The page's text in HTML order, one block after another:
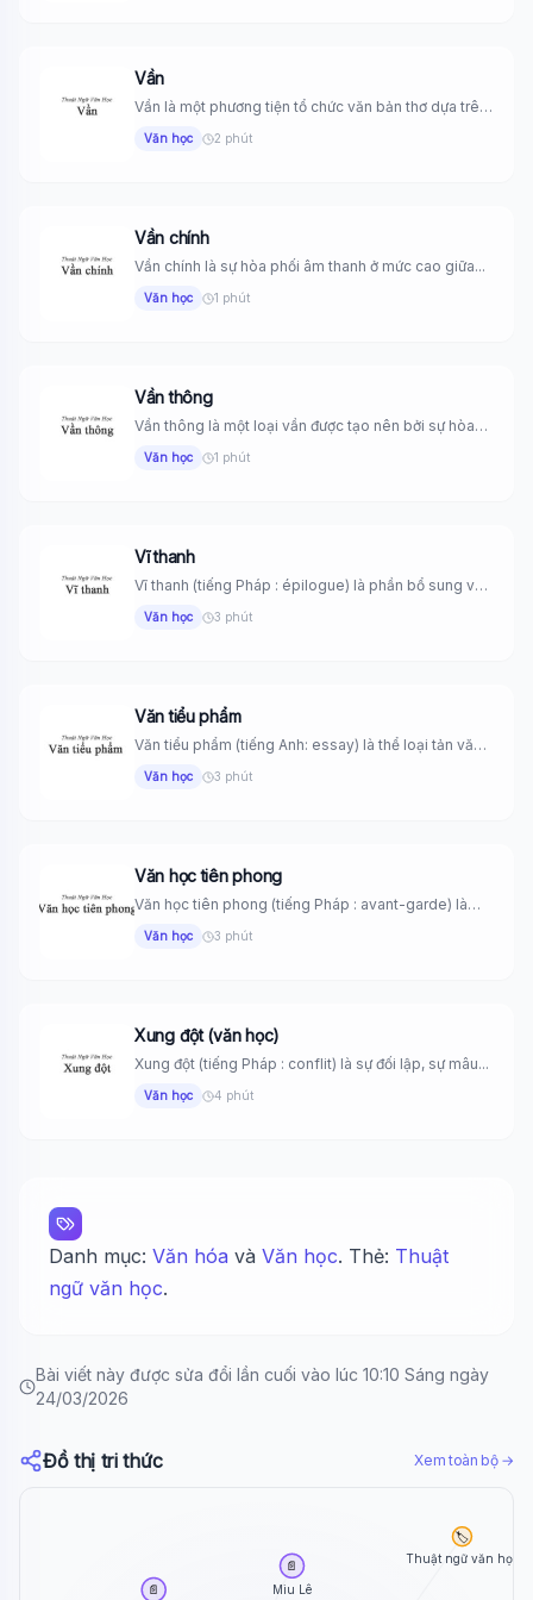
Vần
Vần là một phương tiện tổ chức văn bản thơ dựa trên
Văn học 2 phút
Vần chính
Vần chính là sự hòa phối âm thanh ở mức cao giữa...
Văn học 1 phút
Vần thông
Vần thông là một loại vần được tạo nên bởi sự hòa
Văn học 1 phút
Vĩ thanh
Vĩ thanh (tiếng Pháp : épilogue) là phần bổ sung vào
Văn học 3 phút
Văn tiểu phẩm
Văn tiểu phẩm (tiếng Anh: essay) là thể loại tản văn
Văn học 3 phút
Văn học tiên phong
Văn học tiên phong (tiếng Pháp : avant-garde) là
Văn học 3 phút
Xung đột (văn học)
Xung đột (tiếng Pháp : conflit) là sự đối lập, sự mâu...
Văn học 4 phút
Danh mục: Văn hóa và Văn học. Thẻ: Thuật
ngữ văn học.
Bài viết này được sửa đổi lần cuối vào lúc 10:10 Sáng ngày
24/03/2026
Đồ thị tri thức Xem toàn bộ →
Miu Lê
📄
📄
Thuật ngữ văn học
🏷️